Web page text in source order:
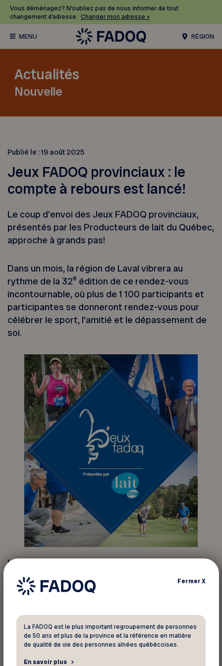
Vous déménagez? N’oubliez pas de nous informer de tout
changement d’adresse. Changer mon adresse »
RÉGION
Actualités
Nouvelle
Publié le :19 août 2025
Jeux FADOQ provinciaux : le
compte à rebours est lancé!
Le coup d’envoi des Jeux FADOQ provinciaux,
présentés par les Producteurs de lait du Québec,
approche à grands pas!
Dans un mois, la région de Laval vibrera au
rythme de la 32e édition de ce rendez-vous
incontournable, où plus de 1 100 participants et
participantes se donneront rendez-vous pour
célébrer le sport, l’amitié et le dépassement de
soi.
La cérémonie d’ouverture se déroulera le 23
septembre, suivie de deux journées de
compétition les 24 et 25 septembre. Les
disciplines différentes : baseball proche, billard,
course à pied, dards, golf, grosses quilles, palet,
pétanque, pétanque atout, petites quilles et
FermerX
La FADOQ est le plus important regroupement de personnes
de 50 ans et plus de la province et la référence en matière
de qualité de vie des personnes aînées québécoises.
En savoir plus